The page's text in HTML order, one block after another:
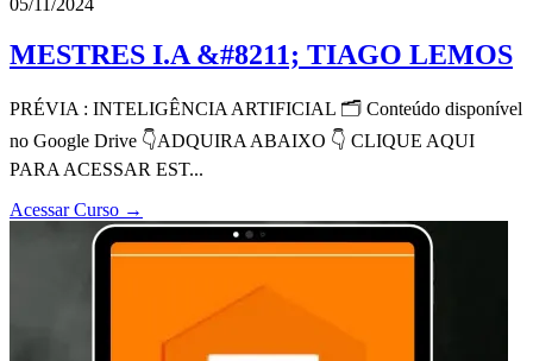
05/11/2024
MESTRES I.A &#8211; TIAGO LEMOS
PRÉVIA : INTELIGÊNCIA ARTIFICIAL 🗂 Conteúdo disponível
no Google Drive 👇ADQUIRA ABAIXO 👇 CLIQUE AQUI
PARA ACESSAR EST...
Acessar Curso →